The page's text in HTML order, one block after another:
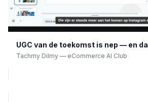
UGC van de toekomst is nep — en
Tachmy Dilmy — eCommerce AI Club